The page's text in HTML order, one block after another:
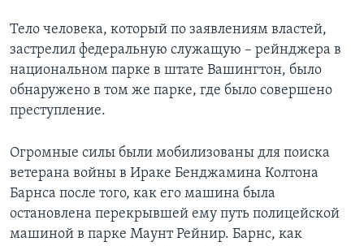
Тело человека, который по заявлениям властей,
застрелил федеральную служащую – рейнджера в
национальном парке в штате Вашингтон, было
обнаружено в том же парке, где было совершено
преступление.
Огромные силы были мобилизованы для поиска
ветерана войны в Ираке Бенджамина Колтона
Барнса после того, как его машина была
остановлена перекрывшей ему путь полицейской
машиной в парке Маунт Рейнир. Барнс, как